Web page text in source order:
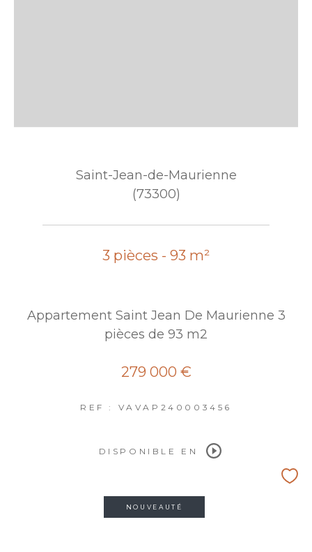
Saint-Jean-de-Maurienne
(73300)
3 pièces - 93 m²
Appartement Saint Jean De Maurienne 3
pièces de 93 m2
279 000 €
REF : VAVAP240003456
DISPONIBLE EN
NOUVEAUTÉ